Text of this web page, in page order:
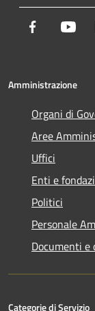
Facebook
Amministrazione
Organi di
Aree
Uffici
Enti e
Politici
Personale
Documenti e
Categorie di Servizio